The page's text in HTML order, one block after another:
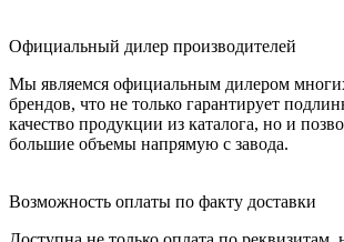
Официальный дилер производителей
Мы являемся официальным дилером
брендов, что не только гарантирует
качество продукции из каталога, но и
большие объемы напрямую с завода.
Возможность оплаты по факту доставки